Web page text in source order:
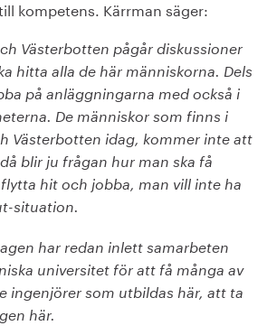
kompetens. Kärrman säger:
Västerbotten pågår diskussioner
hitta alla de här människorna. Dels
på anläggningarna med också i
De människor som finns i
Västerbotten idag, kommer inte att
blir ju frågan hur man ska få
hit och jobba, man vill inte ha
situation.
har redan inlett samarbeten
universitet för att få många av
ingenjörer som utbildas här, att ta
här.